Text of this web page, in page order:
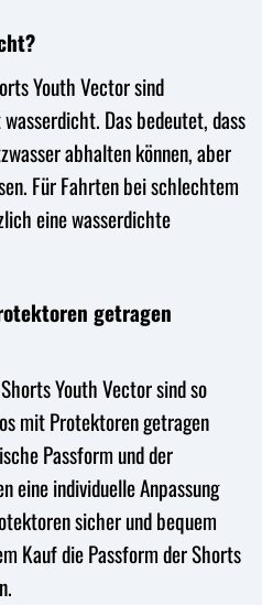
Youth Vector sind
Das bedeutet, dass
abhalten können, aber
Für Fahrten bei schlechtem
eine wasserdichte
getragen
Youth Vector sind so
mit Protektoren getragen
Passform und der
eine individuelle Anpassung
sicher und bequem
Kauf die Passform der Shorts